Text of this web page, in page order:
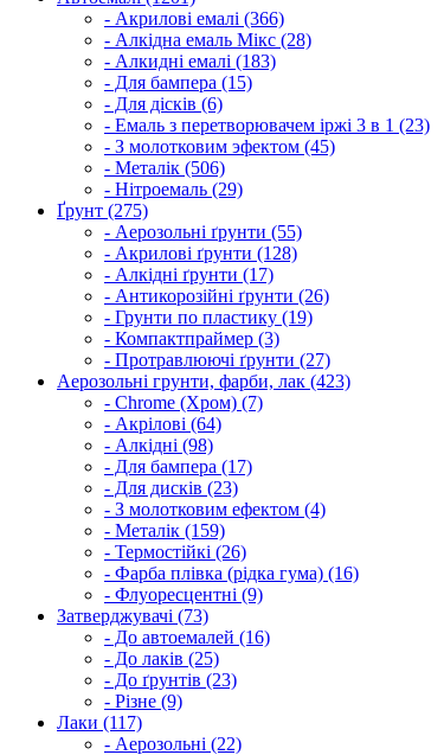
- Акрилові емалі (366)
- Алкідна емаль Мікс (28)
- Алкидні емалі (183)
- Для бампера (15)
- Для дісків (6)
- Емаль з перетворювачем іржі 3 в 1 (23)
- З молотковим эфектом (45)
- Металік (506)
- Нітроемаль (29)
Ґрунт (275)
- Аерозольні ґрунти (55)
- Акрилові ґрунти (128)
- Алкідні ґрунти (17)
- Антикорозійні ґрунти (26)
- Грунти по пластику (19)
- Компактпраймер (3)
- Протравлюючі ґрунти (27)
Аерозольні грунти, фарби, лак (423)
- Chrome (Хром) (7)
- Акрілові (64)
- Алкідні (98)
- Для бампера (17)
- Для дисків (23)
- З молотковим ефектом (4)
- Металік (159)
- Термостійкі (26)
- Фарба плівка (рідка гума) (16)
- Флуоресцентні (9)
Затверджувачі (73)
- До автоемалей (16)
- До лаків (25)
- До ґрунтів (23)
- Різне (9)
Лаки (117)
- Аерозольні (22)